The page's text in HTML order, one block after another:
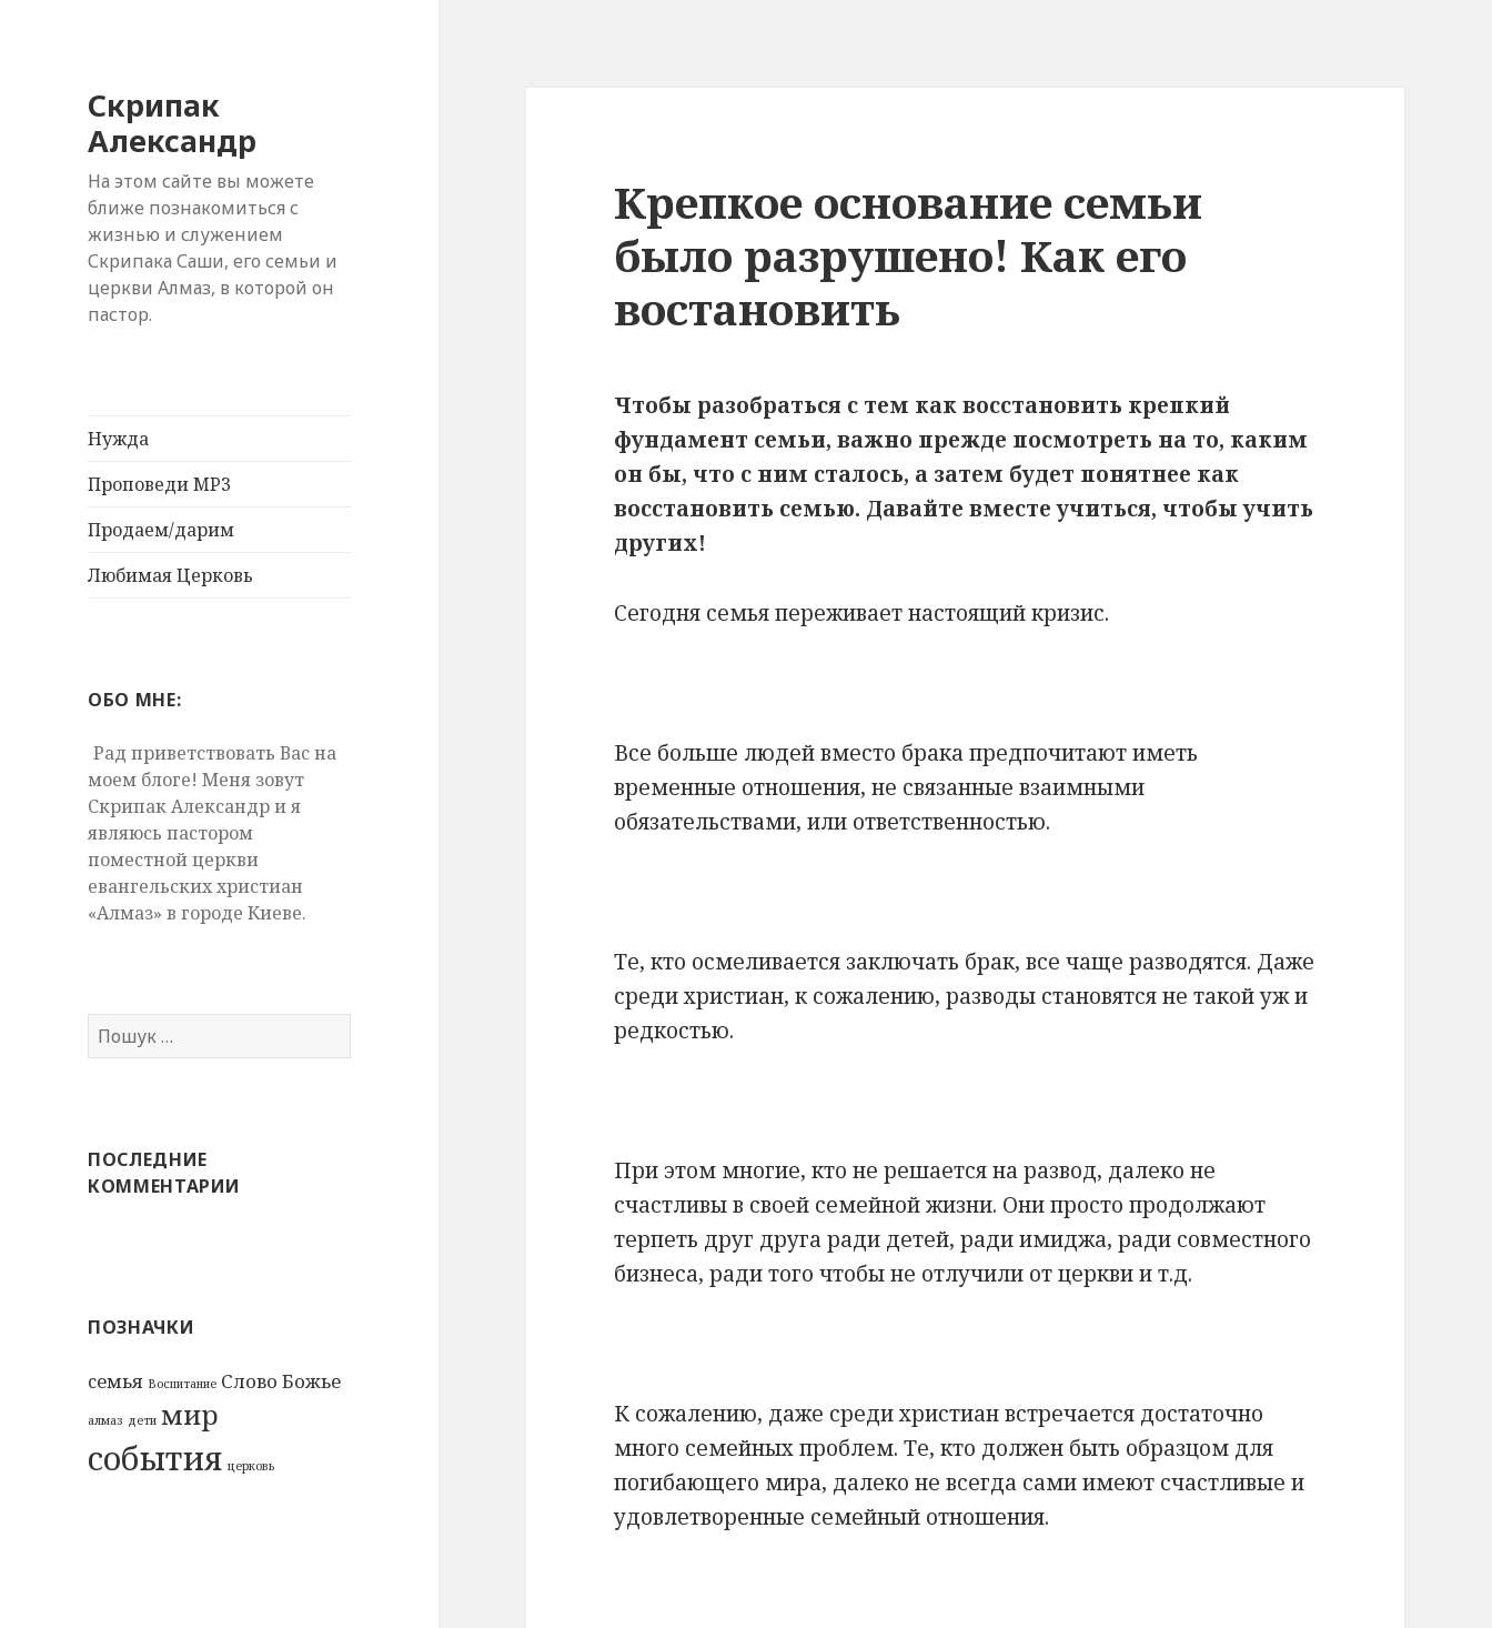
Скрипак
Александр
На этом сайте вы можете
ближе познакомиться с
жизнью и служением
Скрипака Саши, его семьи и
церкви Алмаз, в которой он
пастор.
Нужда
Проповеди MP3
Продаем/дарим
Любимая Церковь
ОБО МНЕ:
Рад приветствовать Вас на
моем блоге! Меня зовут
Скрипак Александр и я
являюсь пастором
поместной церкви
евангельских христиан
«Алмаз» в городе Киеве.
Пошук:
ПОСЛЕДНИЕ
КОММЕНТАРИИ
ПОЗНАЧКИ
cемья Воспитание Слово Божье
алмаз дети мир
события церковь
Крепкое основание семьи
было разрушено! Как его
востановить
Чтобы разобраться с тем как восстановить крепкий
фундамент семьи, важно прежде посмотреть на то, каким
он бы, что с ним сталось, а затем будет понятнее как
восстановить семью. Давайте вместе учиться, чтобы учить
других!
Сегодня семья переживает настоящий кризис.
Все больше людей вместо брака предпочитают иметь
временные отношения, не связанные взаимными
обязательствами, или ответственностью.
Те, кто осмеливается заключать брак, все чаще разводятся. Даже
среди христиан, к сожалению, разводы становятся не такой уж и
редкостью.
При этом многие, кто не решается на развод, далеко не
счастливы в своей семейной жизни. Они просто продолжают
терпеть друг друга ради детей, ради имиджа, ради совместного
бизнеса, ради того чтобы не отлучили от церкви и т.д.
К сожалению, даже среди христиан встречается достаточно
много семейных проблем. Те, кто должен быть образцом для
погибающего мира, далеко не всегда сами имеют счастливые и
удовлетворенные семейный отношения.